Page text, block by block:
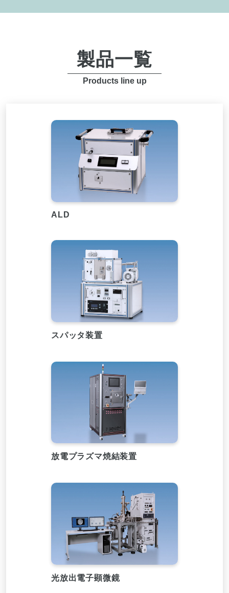
製品一覧
Products line up
ALD
スパッタ装置
放電プラズマ焼結装置
光放出電子顕微鏡